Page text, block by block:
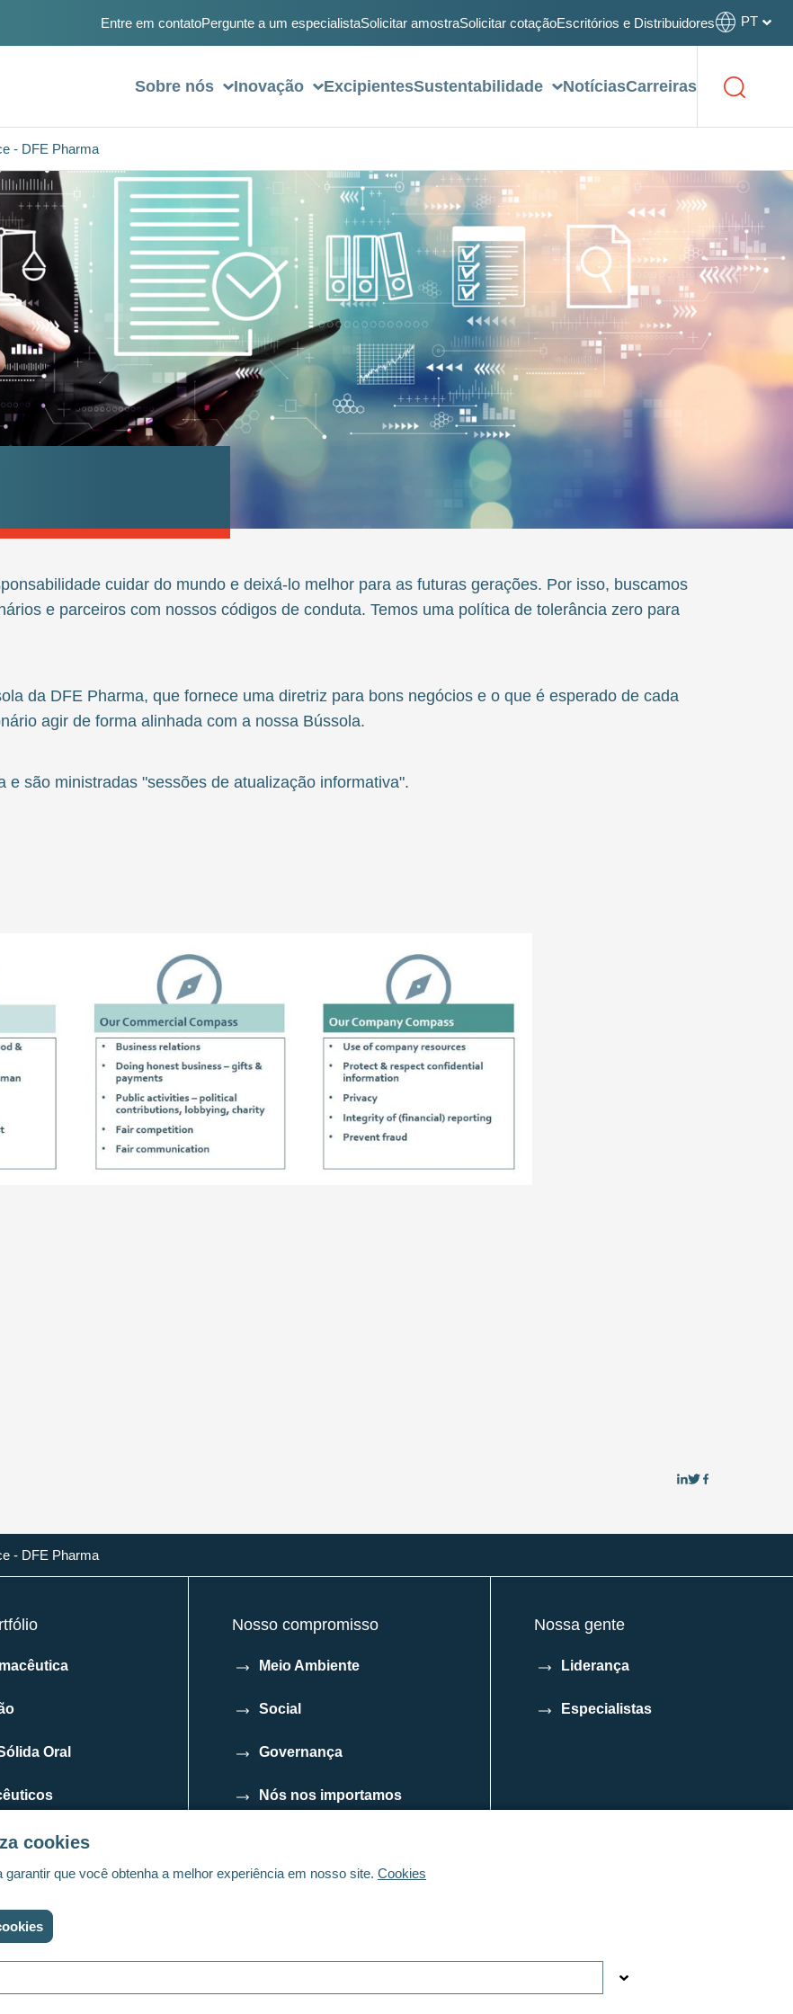
cookies
que você obtenha a melhor experiência em nosso site. Cookies
Entre em contatoPergunte a um especialistaSolicitar amostraSolicitar cotaçãoEscritórios e Distribuidores PT
Sobre nós Inovação ExcipientesSustentabilidade NotíciasCarreiras
- DFE Pharma
cuidar do mundo e deixá-lo melhor para as futuras gerações. Por isso, buscamos
e parceiros com nossos códigos de conduta. Temos uma política de tolerância zero para
da DFE Pharma, que fornece uma diretriz para bons negócios e o que é esperado de cada
agir de forma alinhada com a nossa Bússola.
são ministradas "sessões de atualização informativa".
- DFE Pharma
Oral
Nosso compromisso
Meio Ambiente
Social
Governança
Nós nos importamos
Nossa gente
Liderança
Especialistas